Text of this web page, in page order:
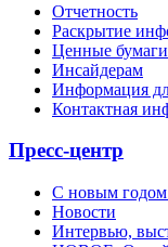
Отчетность
Раскрытие
Ценные бумаги
Инсайдерам
Информация
Контактная
Пресс-центр
С новым
Новости
Интервью,